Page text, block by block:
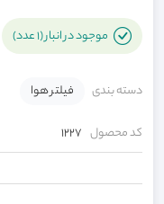
موجود در انبار (1 عدد)
دسته بندی فیلتر هوا
کد محصول 1227